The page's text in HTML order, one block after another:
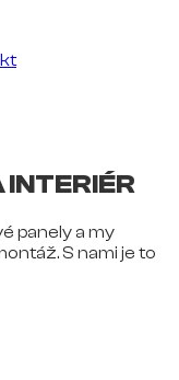
INTERIÉR
panely a my
S nami je to